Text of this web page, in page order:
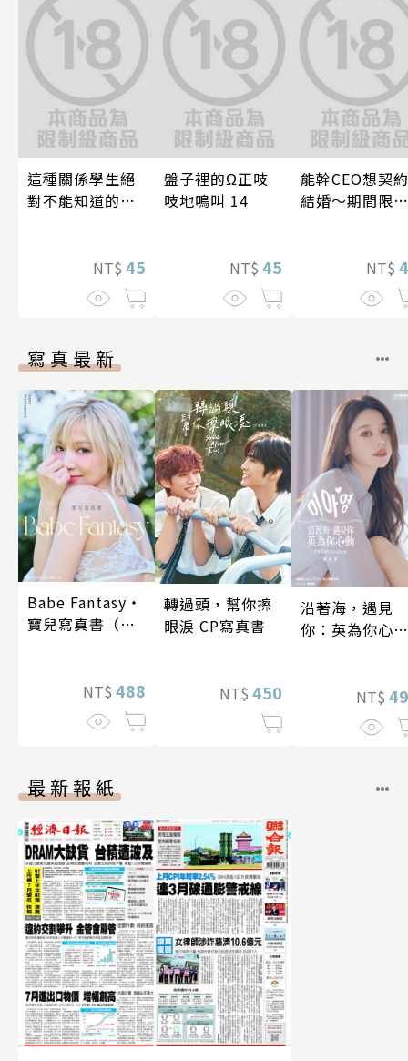
這種關係學生絕
對不能知道的
兩人是甜蜜的現
在進行式～ 05
NT$ 45
盤子裡的Ω正吱
吱地鳴叫 14
NT$ 45
能幹CEO想契約
結婚～期間限定
NT$
寫真最新
Babe Fantasy‧
寶兒寫真書（加
NT$ 488
轉過頭，幫你擦
眼淚 CP寫真書
NT$ 450
沿著海，遇見
你：英為你心動
NT$
最新報紙